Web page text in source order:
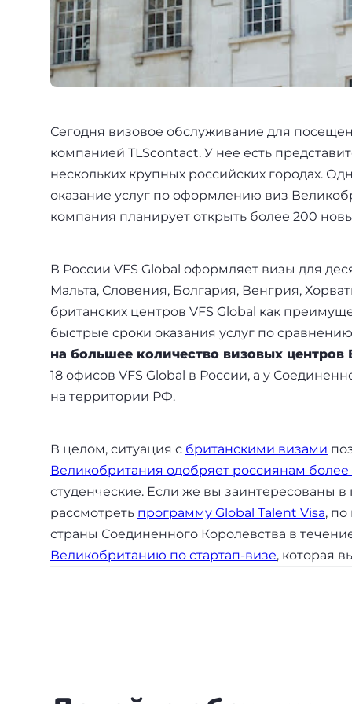
Сегодня визовое обслуживание для
компанией TLScontact. У нее есть
нескольких крупных российских городах.
оказание услуг по оформлению виз
компания планирует открыть более 200
В России VFS Global оформляет визы для
Мальта, Словения, Болгария, Венгрия,
британских центров VFS Global как
быстрые сроки оказания услуг по
на большее количество визовых центров
18 офисов VFS Global в России, а у
на территории РФ.
В целом, ситуация с британскими визами
Великобритания одобряет россиянам более
студенческие. Если же вы заинтересованы
рассмотреть программу Global Talent Visa,
страны Соединенного Королевства в
Великобританию по стартап-визе, которая
+7(499)938-68-05
Whatsapp Telegram
Дания
Словакия
Аргентина
Канада
США
Другие страны
ОАЭ
Бали
Таиланд
+7(499)938-68-05
Whatsapp Telegram